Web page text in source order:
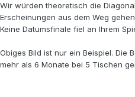
Wir würden theoretisch die
Erscheinungen aus dem Weg
Keine Datumsfinale fiel an Ihrem
Obiges Bild ist nur ein Beispiel. Die
mehr als 6 Monate bei 5 Tischen